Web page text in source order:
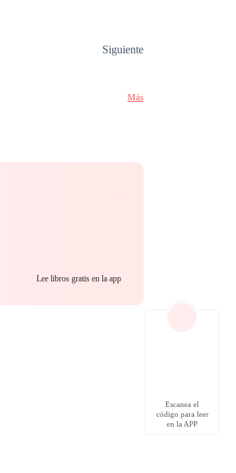
Siguiente
Más
Lee libros gratis en la app
Escanea el
código para leer
en la APP